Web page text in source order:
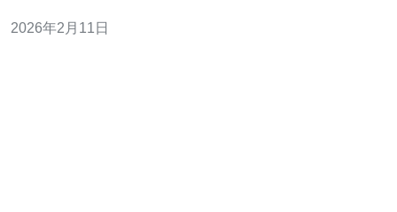
破解的风险及其防范措施。 2. 马来西亚服务器的破解风险
2026年2月11日